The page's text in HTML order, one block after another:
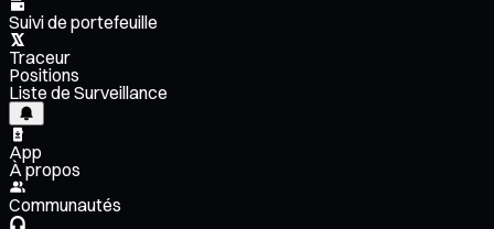
Suivi de portefeuille
Traceur
Positions
Liste de Surveillance
App
À propos
Communautés